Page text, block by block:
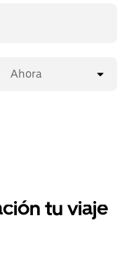
Ahora
tu viaje